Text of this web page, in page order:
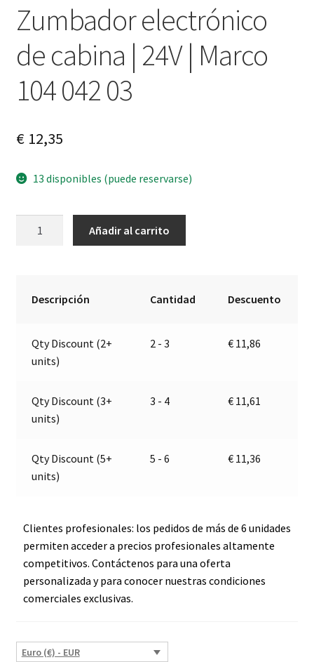
Zumbador electrónico
de cabina | 24V | Marco
104 042 03
€12,35
13 disponibles (puede reservarse)
Marco
104
cantidad
Añadir al carrito
Descripción Cantidad Descuento
Qty Discount (2+
units)
2 - 3 € 11,86
Qty Discount (3+
units)
3 - 4 € 11,61
Qty Discount (5+
units)
5 - 6 € 11,36
Clientes profesionales: los pedidos de más de 6 unidades
permiten acceder a precios profesionales altamente
competitivos. Contáctenos para una oferta
personalizada y para conocer nuestras condiciones
comerciales exclusivas.
Euro (€) - EUR